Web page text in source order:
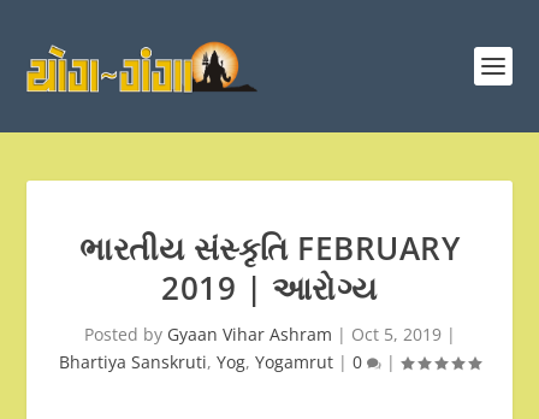
ભારતીય સંસ્કૃતિ FEBRUARY
2019 | આરોગ્ય
Posted by Gyaan Vihar Ashram | Oct 5, 2019|
Bhartiya Sanskruti, Yog, Yogamrut | 0 |